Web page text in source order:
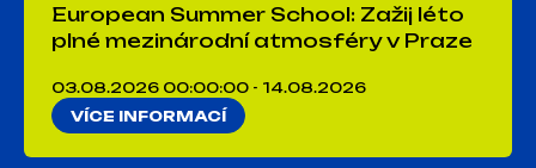
European Summer School: Zažij léto
plné mezinárodní atmosféry v Praze
03.08.2026 00:00:00 - 14.08.2026
VÍCE INFORMACÍ